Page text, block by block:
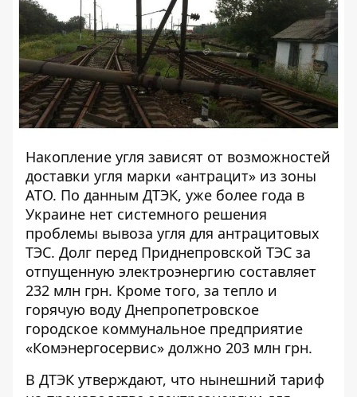
Накопление угля зависят от возможностей
доставки угля марки «антрацит» из зоны
АТО. По данным ДТЭК, уже более года в
Украине нет системного решения
проблемы вывоза угля для антрацитовых
ТЭС. Долг перед Приднепровской ТЭС за
отпущенную электроэнергию составляет
232 млн грн. Кроме того, за тепло и
горячую воду Днепропетровское
городское коммунальное предприятие
«Комэнергосервис» должно 203 млн грн.
В ДТЭК утверждают, что нынешний тариф